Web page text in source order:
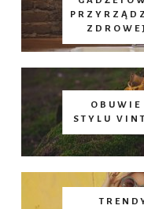
OBUWIE
STYLU